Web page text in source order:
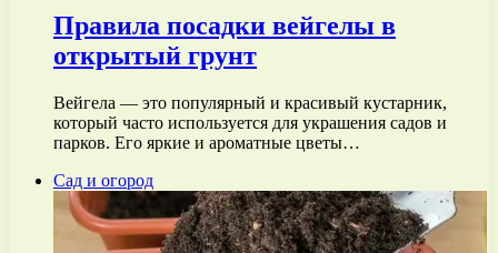
Правила посадки вейгелы в
открытый грунт
Вейгела — это популярный и красивый кустарник,
который часто используется для украшения садов и
парков. Его яркие и ароматные цветы…
Сад и огород